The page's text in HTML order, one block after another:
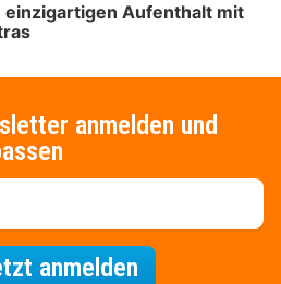
einzigartigen Aufenthalt mit
anmelden und
anmeldenFür den